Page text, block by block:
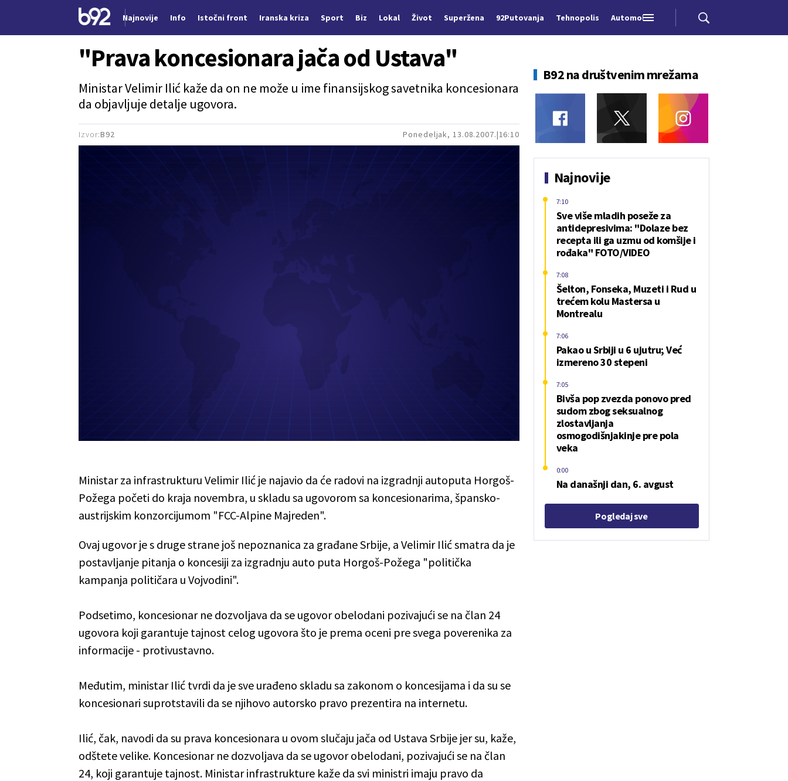
Najnovije Info Istočni front Iranska kriza Sport Biz Lokal Život Superžena 92Putovanja Tehnopolis Automobili
Ponedeljak, 13.08.2007. 16:10
"Prava koncesionara jača od Ustava"
Ministar Velimir Ilić kaže da on ne može u ime finansijskog savetnika koncesionara
da objavljuje detalje ugovora.
Izvor:B92
Ministar za infrastrukturu Velimir Ilić je najavio da će radovi na izgradnji autoputa Horgoš-
Požega početi do kraja novembra, u skladu sa ugovorom sa koncesionarima, špansko-
austrijskim konzorcijumom "FCC-Alpine Majreden".
Ovaj ugovor je s druge strane još nepoznanica za građane Srbije, a Velimir Ilić smatra da je
postavljanje pitanja o koncesiji za izgradnju auto puta Horgoš-Požega "politička
kampanja političara u Vojvodini".
Podsetimo, koncesionar ne dozvoljava da se ugovor obelodani pozivajući se na član 24
ugovora koji garantuje tajnost celog ugovora što je prema oceni pre svega poverenika za
informacije - protivustavno.
Međutim, ministar Ilić tvrdi da je sve urađeno skladu sa zakonom o koncesijama i da su se
koncesionari suprotstavili da se njihovo autorsko pravo prezentira na internetu.
Ilić, čak, navodi da su prava koncesionara u ovom slučaju jača od Ustava Srbije jer su, kaže,
odštete velike. Koncesionar ne dozvoljava da se ugovor obelodani, pozivajući se na član
24, koji garantuje tajnost. Ministar infrastrukture kaže da svi ministri imaju pravo da
B92 na društvenim mrežama
Najnovije
Sve više mladih poseže za
antidepresivima: "Dolaze bez
recepta ili ga uzmu od komšije i
rođaka" FOTO/VIDEO
7:10
Šelton, Fonseka, Muzeti i Rud u
trećem kolu Mastersa u
Montrealu
7:08
Pakao u Srbiji u 6 ujutru; Već
izmereno 30 stepeni
7:06
Bivša pop zvezda ponovo pred
sudom zbog seksualnog
zlostavljanja
osmogodišnjakinje pre pola
veka
7:05
Na današnji dan, 6. avgust
0:00
Pogledaj sve